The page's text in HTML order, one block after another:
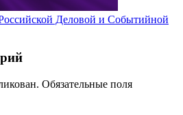
Деловой и Событийной
Обязательные поля